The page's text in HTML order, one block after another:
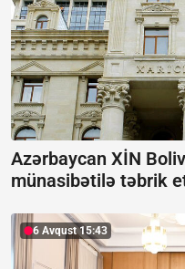
Azərbaycan XİN
münasibətilə təbrik
6 Avqust 15:43